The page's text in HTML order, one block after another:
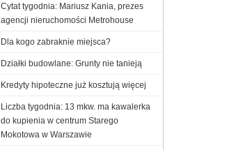
Cytat tygodnia: Mariusz Kania, prezes
agencji nieruchomości Metrohouse
Dla kogo zabraknie miejsca?
Działki budowlane: Grunty nie tanieją
Kredyty hipoteczne już kosztują więcej
Liczba tygodnia: 13 mkw. ma kawalerka
do kupienia w centrum Starego
Mokotowa w Warszawie